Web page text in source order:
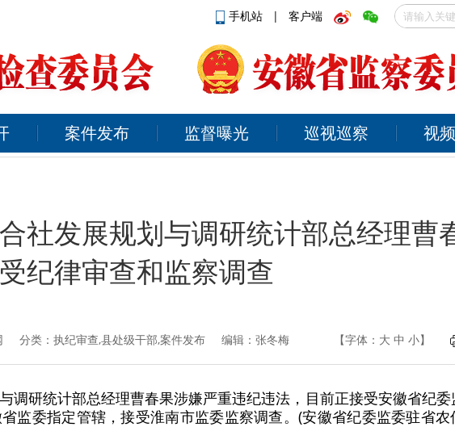
手机站 | 客户端
案件发布 监督曝光 巡视巡察 视
社发展规划与调研统计部总经理曹
纪律审查和监察调查
分类：执纪审查,县处级干部,案件发布 编辑：张冬梅 【字体： 大 中 小】
调研统计部总经理曹春果涉嫌严重违纪违法，目前正接受安徽省纪委
监委指定管辖，接受淮南市监委监察调查。(安徽省纪委监委驻省农